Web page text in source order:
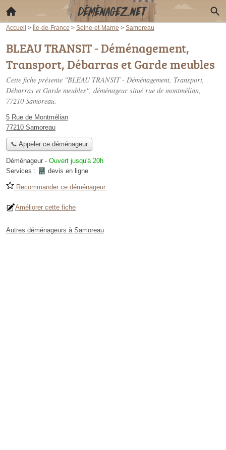
Accueil > Île-de-France > Seine-et-Marne > Samoreau
BLEAU TRANSIT - Déménagement,
Transport, Débarras et Garde meubles
Cette fiche présente "BLEAU TRANSIT - Déménagement, Transport,
Débarras et Garde meubles", déménageur situé rue de montmélian,
77210 Samoreau.
5 Rue de Montmélian
77210 Samoreau
📞 Appeler ce déménageur
Déménageur - Ouvert jusqu'à 20h
Services :
devis en ligne
Recommander ce déménageur
Améliorer cette fiche
Autres déménageurs à Samoreau